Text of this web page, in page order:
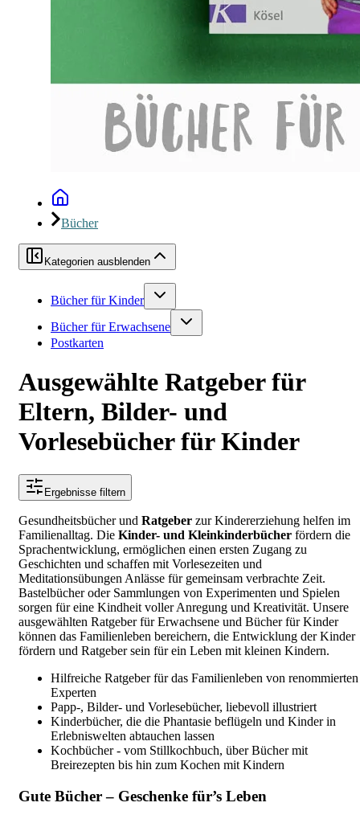
Bücher
Kategorien ausblenden
Bücher für Kinder
Bücher für Erwachsene
Postkarten
Ausgewählte Ratgeber für
Eltern, Bilder- und
Vorlesebücher für Kinder
Ergebnisse filtern
Gesundheitsbücher und Ratgeber zur Kindererziehung helfen im
Familienalltag. Die Kinder- und Kleinkinderbücher fördern die
Sprachentwicklung, ermöglichen einen ersten Zugang zu
Geschichten und schaffen mit Vorlesezeiten und
Meditationsübungen Anlässe für gemeinsam verbrachte Zeit.
Bastelbücher oder Sammlungen von Experimenten und Spielen
sorgen für eine Kindheit voller Anregung und Kreativität. Unsere
ausgewählten Ratgeber für Erwachsene und Bücher für Kinder
können das Familienleben bereichern, die Entwicklung der Kinder
fördern und Ratgeber sein für ein Leben mit kleinen Kindern.
Hilfreiche Ratgeber für das Familienleben von renommierten
Experten
Papp-, Bilder- und Vorlesebücher, liebevoll illustriert
Kinderbücher, die die Phantasie beflügeln und Kinder in
Erlebniswelten abtauchen lassen
Kochbücher - vom Stillkochbuch, über Bücher mit
Breirezepten bis hin zum Kochen mit Kindern
Gute Bücher – Geschenke für’s Leben